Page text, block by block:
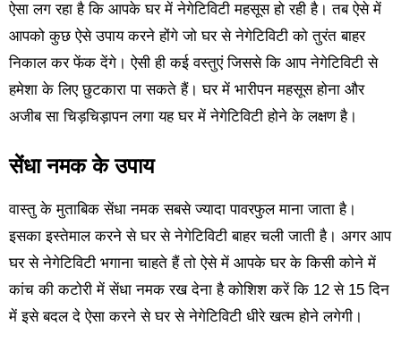
ऐसा लग रहा है कि आपके घर में नेगेटिविटी महसूस हो रही है। तब ऐसे में
आपको कुछ ऐसे उपाय करने होंगे जो घर से नेगेटिविटी को तुरंत बाहर
निकाल कर फेंक देंगे। ऐसी ही कई वस्तुएं जिससे कि आप नेगेटिविटी से
हमेशा के लिए छुटकारा पा सकते हैं। घर में भारीपन महसूस होना और
अजीब सा चिड़चिड़ापन लगा यह घर में नेगेटिविटी होने के लक्षण है।
सेंधा नमक के उपाय
वास्तु के मुताबिक सेंधा नमक सबसे ज्यादा पावरफुल माना जाता है।
इसका इस्तेमाल करने से घर से नेगेटिविटी बाहर चली जाती है। अगर आप
घर से नेगेटिविटी भगाना चाहते हैं तो ऐसे में आपके घर के किसी कोने में
कांच की कटोरी में सेंधा नमक रख देना है कोशिश करें कि 12 से 15 दिन
में इसे बदल दे ऐसा करने से घर से नेगेटिविटी धीरे खत्म होने लगेगी।